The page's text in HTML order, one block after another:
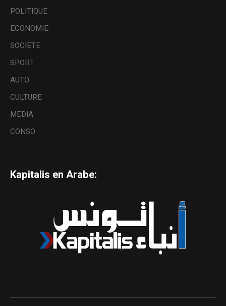
POLITIQUE
ECONOMIE
SOCIETE
SPORT
AUTO
CULTURE
MEDIA
CONSO
Kapitalis en Arabe: